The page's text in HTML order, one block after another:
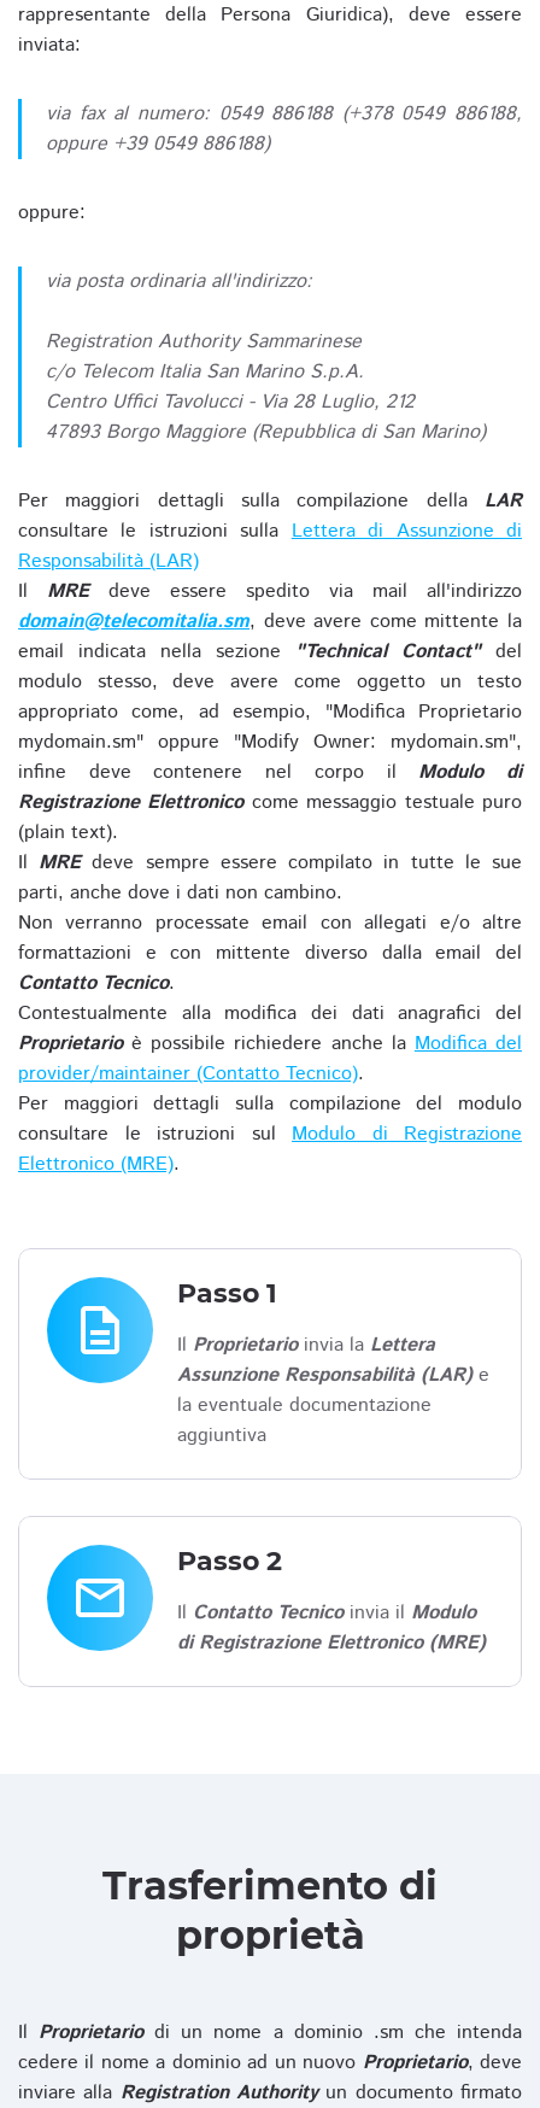
rappresentante della Persona Giuridica), deve essere
inviata:
via fax al numero: 0549 886188 (+378 0549 886188,
oppure +39 0549 886188)
oppure:
via posta ordinaria all'indirizzo:
Registration Authority Sammarinese
c/o Telecom Italia San Marino S.p.A.
Centro Uffici Tavolucci - Via 28 Luglio, 212
47893 Borgo Maggiore (Repubblica di San Marino)
Per maggiori dettagli sulla compilazione della LAR
consultare le istruzioni sullaLettera di Assunzione di
Responsabilità (LAR)
Il MREdeve essere spedito via mail all'indirizzo
domain@telecomitalia.sm, deve avere come mittente la
email indicata nella sezione
"Technical Contact"del
modulo stesso, deve avere come oggetto un testo
appropriato come, ad esempio, "Modifica Proprietario
mydomain.sm" oppure "Modify Owner: mydomain.sm",
infine deve contenere nel corpo il Modulo di
Registrazione Elettronicocome messaggio testuale puro
(plain text).
Il MREdeve sempre essere compilato in tutte le sue
parti, anche dove i dati non cambino.
Non verranno processate email con allegati e/o altre
formattazioni e con mittente diverso dalla email del
Contatto Tecnico.
Contestualmente alla modifica dei dati anagrafici del
Proprietarioè possibile richiedere anche laModifica del
provider/maintainer (Contatto Tecnico).
Per maggiori dettagli sulla compilazione del modulo
consultare le istruzioni sul Modulo di Registrazione
Elettronico (MRE).
description
Passo 1
Il Proprietarioinvia la Lettera
Assunzione Responsabilità (LAR)e
la eventuale documentazione
aggiuntiva
email
Passo 2
Il Contatto Tecnicoinvia il Modulo
di Registrazione Elettronico (MRE)
Trasferimento di
proprietà
Il Proprietariodi un nome a dominio .sm che intenda
cedere il nome a dominio ad un nuovo Proprietario, deve
inviare alla Registration Authorityun documento firmato